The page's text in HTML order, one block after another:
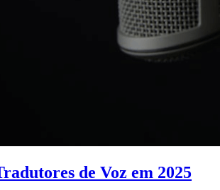
de Voz em 2025